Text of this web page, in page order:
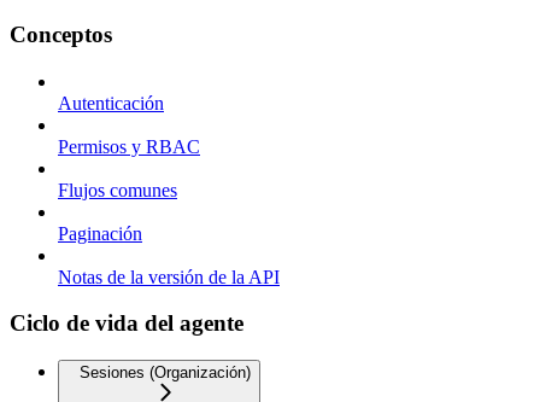
Conceptos
Autenticación
Permisos y RBAC
Flujos comunes
Paginación
Notas de la versión de la API
Ciclo de vida del agente
Sesiones (Organización)